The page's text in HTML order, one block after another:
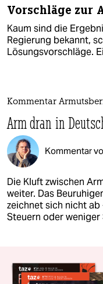
Vorschläge zur
Kaum sind die
Regierung bekannt,
Lösungsvorschläge.
Kommentar
Arm dran in
Kommentar
Die Kluft zwischen
weiter. Das
zeichnet sich nicht
Steuern oder weniger